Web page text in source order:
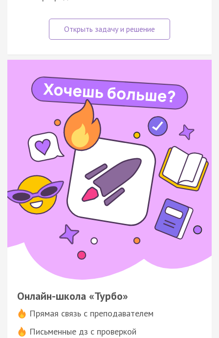
Онлайн-школа «Турбо»
Прямая связь с преподавателем
Письменные дз с проверкой